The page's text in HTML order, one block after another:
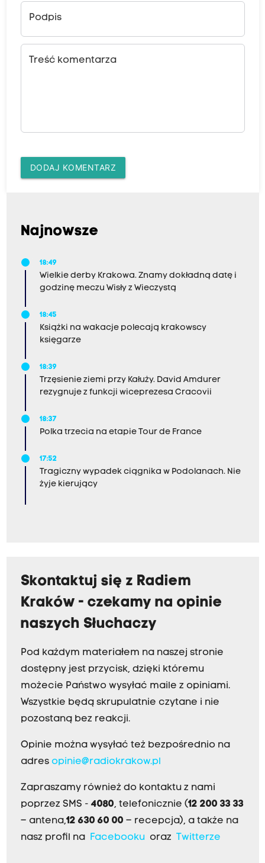
Podpis
Treść komentarza
DODAJ KOMENTARZ
Najnowsze
18:49
Wielkie derby Krakowa. Znamy dokładną datę i
godzinę meczu Wisły z Wieczystą
18:45
Książki na wakacje polecają krakowscy
księgarze
18:39
Trzęsienie ziemi przy Kałuży. David Amdurer
rezygnuje z funkcji wiceprezesa Cracovii
18:37
Polka trzecia na etapie Tour de France
17:52
Tragiczny wypadek ciągnika w Podolanach. Nie
żyje kierujący
Skontaktuj się z Radiem
Kraków - czekamy na opinie
naszych Słuchaczy
Pod każdym materiałem na naszej stronie
dostępny jest przycisk, dzięki któremu
możecie Państwo wysyłać maile z opiniami.
Wszystkie będą skrupulatnie czytane i nie
pozostaną bez reakcji.
Opinie można wysyłać też bezpośrednio na
adres opinie@radiokrakow.pl
Zapraszamy również do kontaktu z nami
poprzez SMS - 4080, telefonicznie (12 200 33 33
– antena,12 630 60 00 – recepcja), a także na
nasz profil na
Facebookuoraz Twitterze